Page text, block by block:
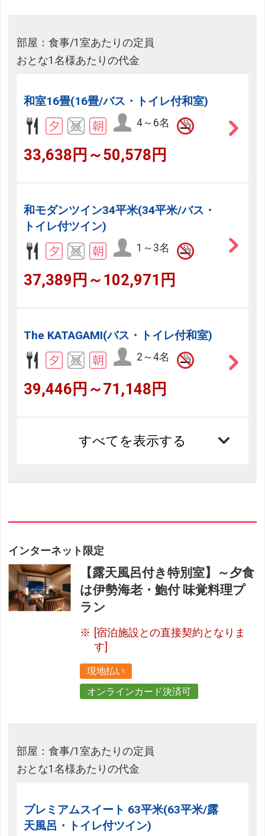
部屋：食事/1室あたりの定員
おとな1名様あたりの代金
和室16畳(16畳/バス・トイレ付和室)
4～6名
33,638円～50,578円
和モダンツイン34平米(34平米/バス・
トイレ付ツイン)
1～3名
37,389円～102,971円
The KATAGAMI(バス・トイレ付和室)
2～4名
39,446円～71,148円
すべてを表示する
インターネット限定
【露天風呂付き特別室】～夕食
は伊勢海老・鮑付 味覚料理プ
ラン
[宿泊施設との直接契約となりま
す]
現地払い
オンラインカード決済可
部屋：食事/1室あたりの定員
おとな1名様あたりの代金
プレミアムスイート 63平米(63平米/露
天風呂・トイレ付ツイン)